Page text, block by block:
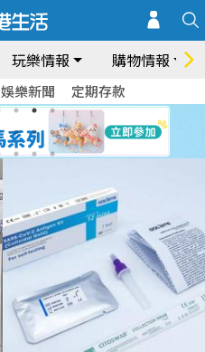
玩樂情報 購物情報
娛樂新聞 定期存款